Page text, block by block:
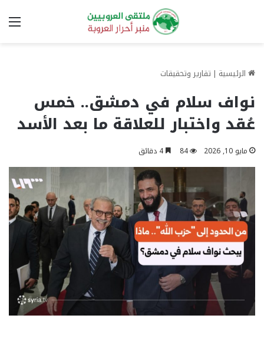
الرئيسية | تقارير وتحقيقات
نواف سلام في دمشق.. خمس
عُقد واختبار للعلاقة ما بعد الأسد
مايو 10, 2026 84